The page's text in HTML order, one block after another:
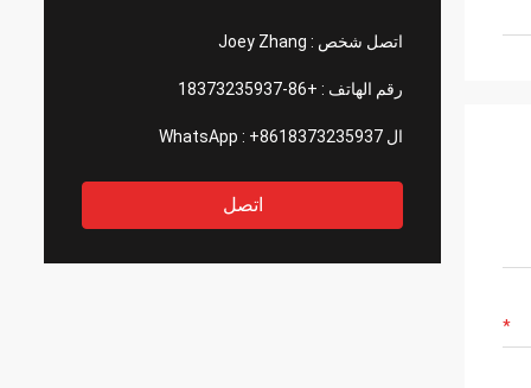
اتصل شخص : Joey Zhang
رقم الهاتف : +86-18373235937
ال WhatsApp : +8618373235937
اتصل